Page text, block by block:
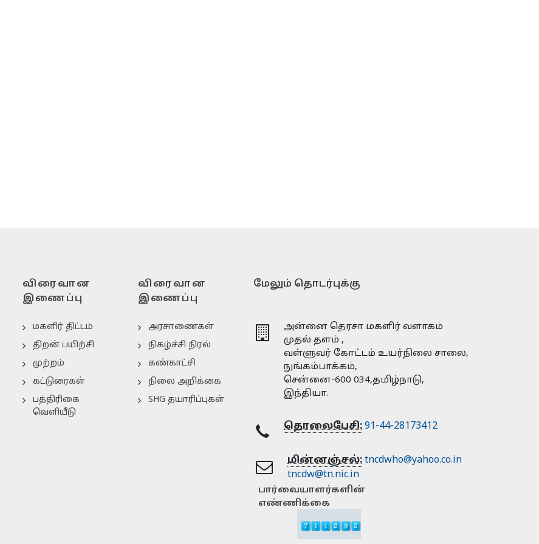
விரைவான
இணைப்பு
மகளிர் திட்டம்
திறன் பயிற்சி
முற்றம்
கட்டுரைகள்
பத்திரிகை
வெளியீடு
விரைவான
இணைப்பு
அரசாணைகள்
நிகழ்ச்சி நிரல்
கண்காட்சி
நிலை அறிக்கை
SHG தயாரிப்புகள்
மேலும் தொடர்புக்கு
அன்னை தெரசா மகளிர் வளாகம்
முதல் தளம் ,
வள்ளுவர் கோட்டம் உயர்நிலை சாலை,
நுங்கம்பாக்கம்,
சென்னை-600 034,தமிழ்நாடு,
இந்தியா.
தொலைபேசி: 91-44-28173412
மின்னஞ்சல்: tncdwho@yahoo.co.in
tncdw@tn.nic.in
பார்வையாளர்களின்
எண்ணிக்கை